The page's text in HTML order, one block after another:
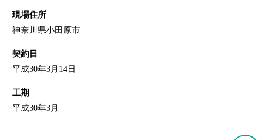
現場住所
神奈川県小田原市
契約日
平成30年3月14日
工期
平成30年3月